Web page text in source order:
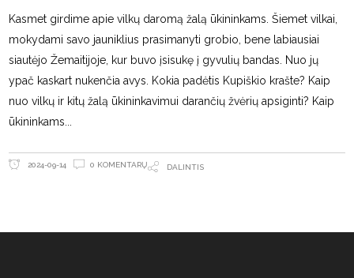
Kasmet girdime apie vilkų daromą žalą ūkininkams. Šiemet vilkai,
mokydami savo jauniklius prasimanyti grobio, bene labiausiai
siautėjo Žemaitijoje, kur buvo įsisukę į gyvulių bandas. Nuo jų
ypač kaskart nukenčia avys. Kokia padėtis Kupiškio krašte? Kaip
nuo vilkų ir kitų žalą ūkininkavimui darančių žvėrių apsiginti? Kaip
ūkininkams
2024-09-14 0 KOMENTARŲ DALINTIS